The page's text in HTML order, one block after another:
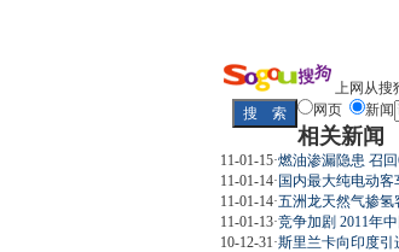
上网从搜
网页
新闻
相关新闻
11-01-15·燃油渗漏隐患 召
11-01-14·国内最大纯电动
11-01-14·五洲龙天然气掺
11-01-13·竞争加剧 2011年
10-12-31 ·斯里兰卡向印度